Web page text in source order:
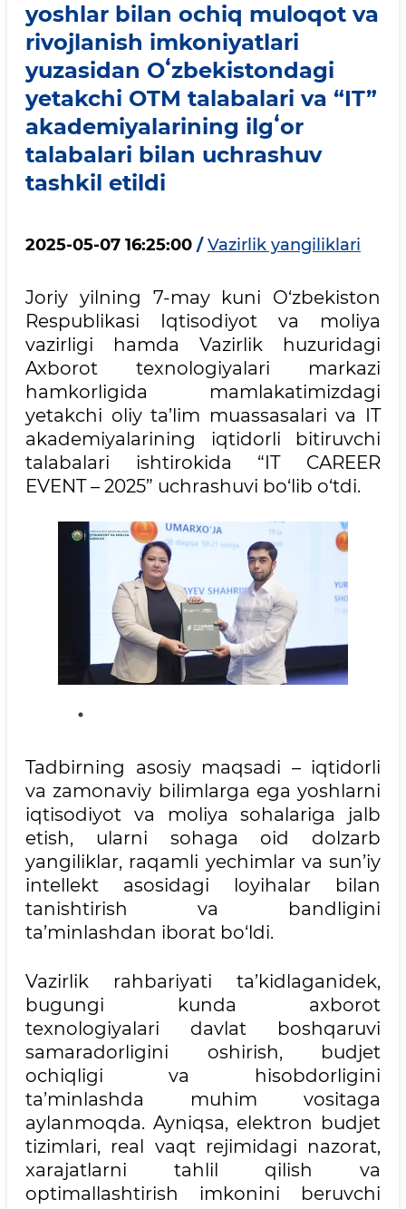
yoshlar bilan ochiq muloqot va
rivojlanish imkoniyatlari
yuzasidan Oʻzbekistondagi
yetakchi OTM talabalari va “IT”
akademiyalarining ilgʻor
talabalari bilan uchrashuv
tashkil etildi
2025-05-07 16:25:00 / Vazirlik yangiliklari
Joriy yilning 7-may kuni O‘zbekiston
Respublikasi Iqtisodiyot va moliya
vazirligi hamda Vazirlik huzuridagi
Axborot texnologiyalari markazi
hamkorligida mamlakatimizdagi
yetakchi oliy ta’lim muassasalari va IT
akademiyalarining iqtidorli bitiruvchi
talabalari ishtirokida “IT CAREER
EVENT – 2025” uchrashuvi bo‘lib o‘tdi.
Tadbirning asosiy maqsadi – iqtidorli
va zamonaviy bilimlarga ega yoshlarni
iqtisodiyot va moliya sohalariga jalb
etish, ularni sohaga oid dolzarb
yangiliklar, raqamli yechimlar va sun’iy
intellekt asosidagi loyihalar bilan
tanishtirish va bandligini
ta’minlashdan iborat bo‘ldi.
Vazirlik rahbariyati ta’kidlaganidek,
bugungi kunda axborot
texnologiyalari davlat boshqaruvi
samaradorligini oshirish, budjet
ochiqligi va hisobdorligini
ta’minlashda muhim vositaga
aylanmoqda. Ayniqsa, elektron budjet
tizimlari, real vaqt rejimidagi nazorat,
xarajatlarni tahlil qilish va
optimallashtirish imkonini beruvchi